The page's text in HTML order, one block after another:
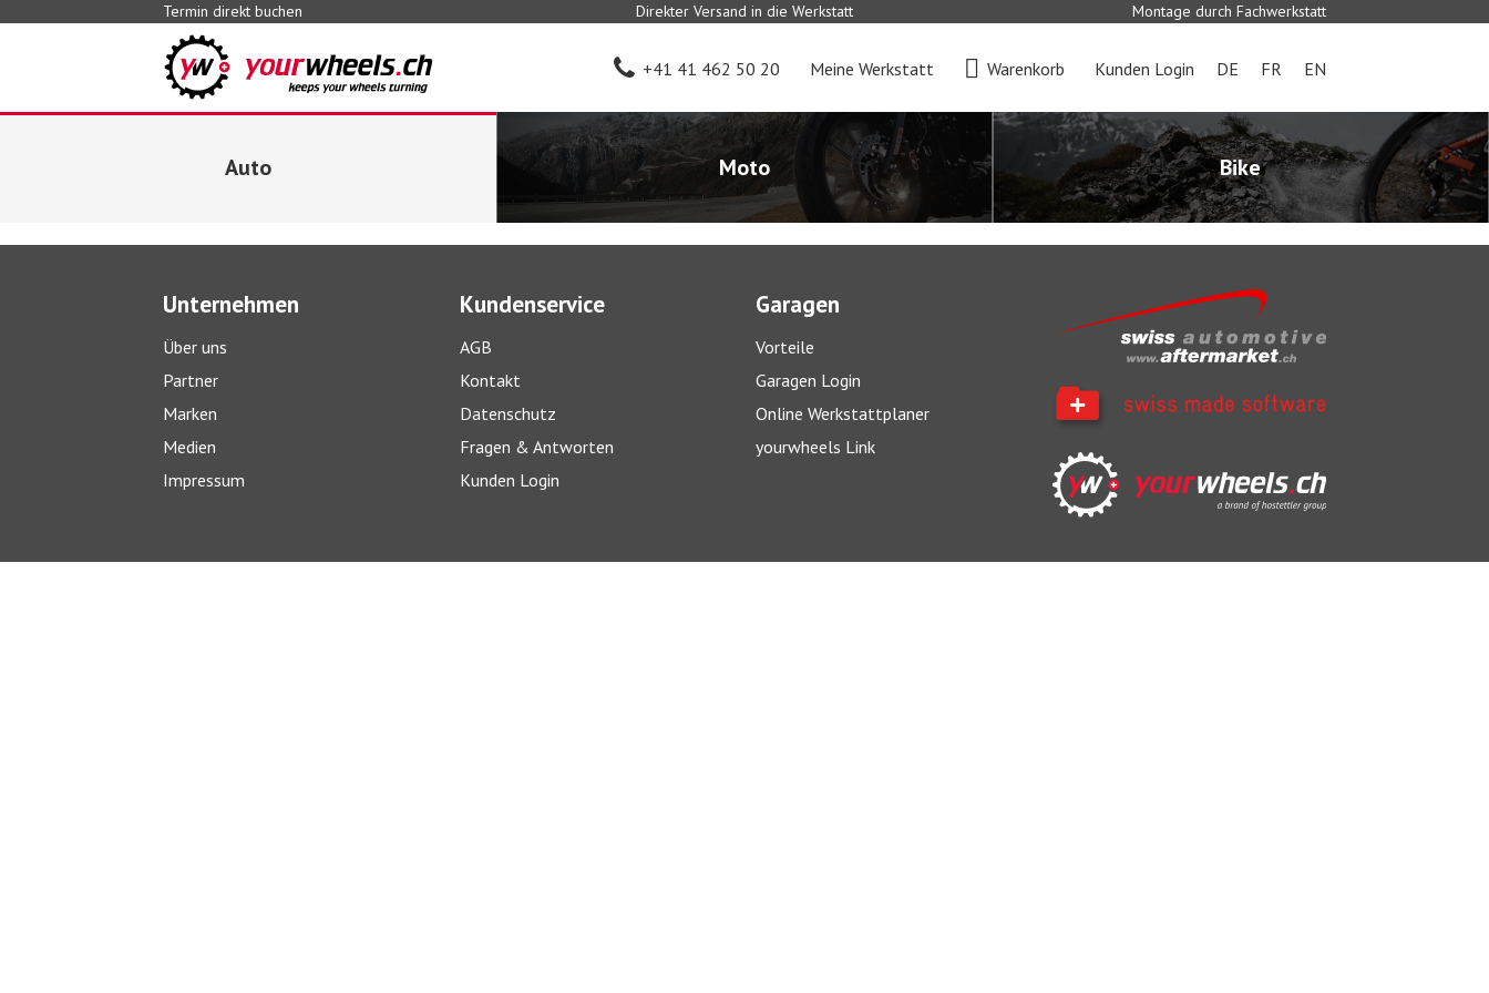
Termin direkt buchen Direkter Versand in die Werkstatt Montage durch Fachwerkstatt
+41 41 462 50 20 Meine Werkstatt Warenkorb Kunden Login DE FR EN
Auto Moto Bike
Unternehmen
Über uns
Partner
Marken
Medien
Impressum
Kundenservice
AGB
Kontakt
Datenschutz
Fragen & Antworten
Kunden Login
Garagen
Vorteile
Garagen Login
Online Werkstattplaner
yourwheels Link